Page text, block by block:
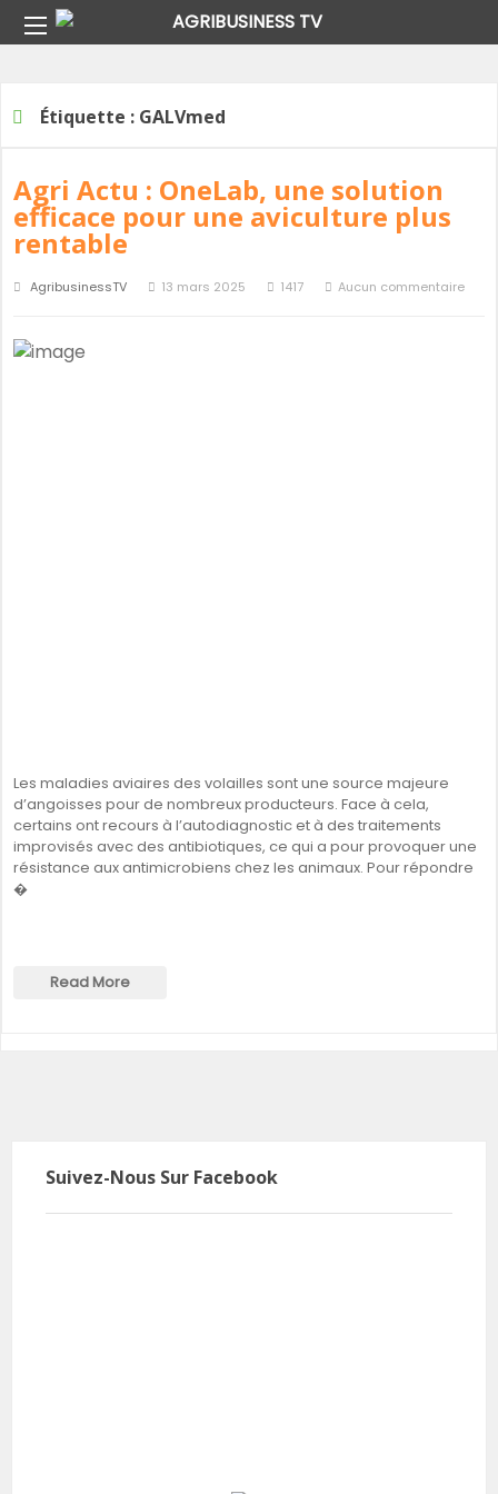
Étiquette :GALVmed
Étiquette : GALVmed
Agri Actu : OneLab, une solution
efficace pour une aviculture plus
rentable
AgribusinessTV 13 mars 2025 1417 Aucun commentaire
Les maladies aviaires des volailles sont une source majeure
d’angoisses pour de nombreux producteurs. Face à cela,
certains ont recours à l’autodiagnostic et à des traitements
improvisés avec des antibiotiques, ce qui a pour provoquer une
résistance aux antimicrobiens chez les animaux. Pour répondre
�
Read More
Suivez-Nous Sur Facebook